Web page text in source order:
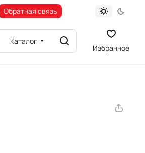
Обратная связь
Каталог
Избранное